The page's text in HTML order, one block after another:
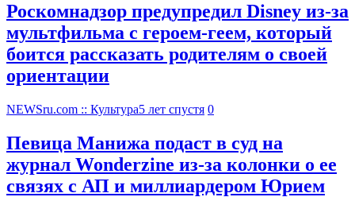
Роскомнадзор предупредил Disney из-за
мультфильма c героем-геем, который
боится рассказать родителям о своей
ориентации
NEWSru.com :: Культура5 лет спустя 0
Певица Манижа подаст в суд на
журнал Wonderzine из-за колонки о ее
связях с АП и миллиардером Юрием